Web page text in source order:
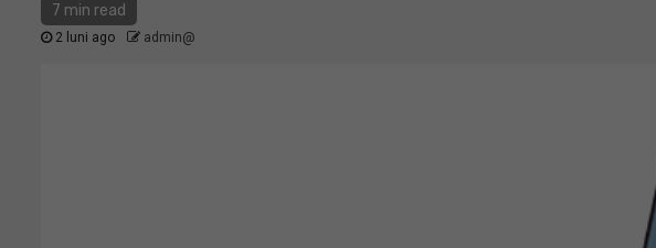
7 min read
2 luni ago admin@